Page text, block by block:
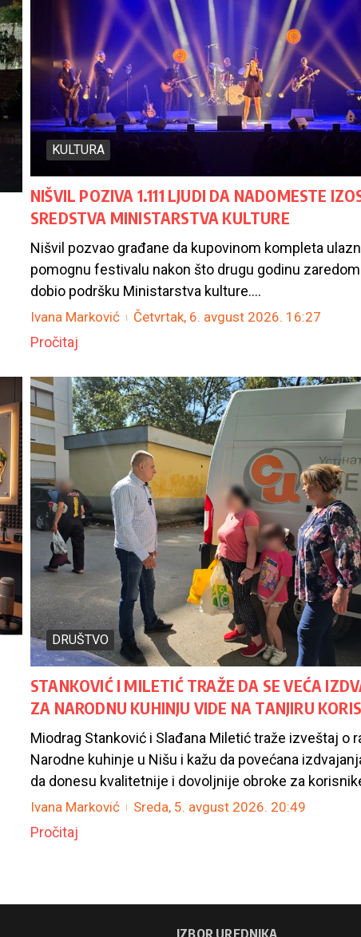
KULTURA
NIŠVIL POZIVA 1.111 LJUDI DA NADOMESTE
SREDSTVA MINISTARSTVA KULTURE
Nišvil pozvao građane da kupovinom kompleta
pomognu festivalu nakon što drugu godinu
dobio podršku Ministarstva kulture....
Ivana Marković Četvrtak, 6. avgust 2026. 16:27
Pročitaj
DRUŠTVO
STANKOVIĆ I MILETIĆ TRAŽE DA SE VEĆA
ZA NARODNU KUHINJU VIDE NA TANJIRU
Miodrag Stanković i Slađana Miletić traže izveštaj o
Narodne kuhinje u Nišu i kažu da povećana
da donesu kvalitetnije i dovoljnije obroke za
Ivana Marković Sreda, 5. avgust 2026. 20:49
Pročitaj
IZBOR UREDNIKA